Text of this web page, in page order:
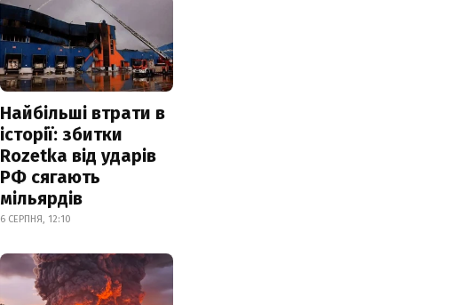
Найбільші втрати в
історії: збитки
Rozetka від ударів
РФ сягають
мільярдів
6 СЕРПНЯ, 12:10